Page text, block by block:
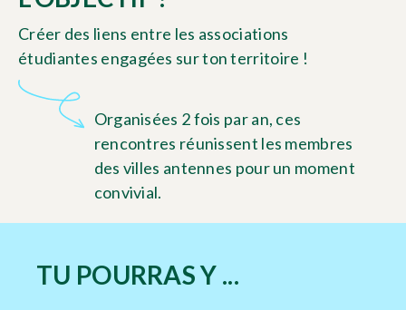
Créer des liens entre les associations
étudiantes engagées sur ton territoire !
Organisées 2 fois par an, ces
rencontres réunissent les membres
des villes antennes pour un moment
convivial.
TU POURRAS Y ...